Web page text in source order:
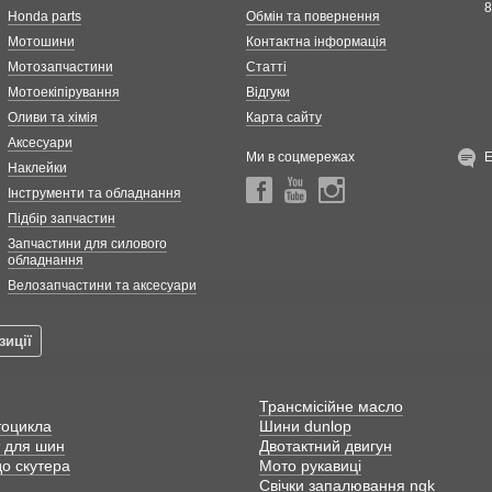
Honda parts
Мотошини
Мотозапчастини
Мотоекіпірування
Оливи та хімія
Аксесуари
Наклейки
Інструменти та обладнання
Підбір запчастин
Запчастини для силового
обладнання
Велозапчастини та аксесуари
Обмін та повернення
Контактна інформація
Статті
Відгуки
Карта сайту
Ми в соцмережах
для шин
скутера
Трансмісійне масло
Шини dunlop
Двотактний двигун
Мото рукавиці
Свічки запалювання ngk